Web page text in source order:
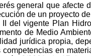
general que
de un proyecto
del vigente Plan
de Medio
jurídica propia,
en